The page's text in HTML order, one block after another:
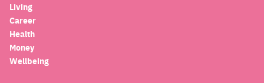
Living
Career
Health
Money
Wellbeing